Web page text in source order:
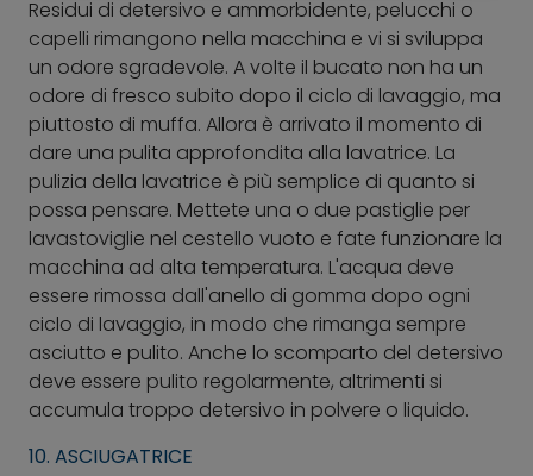
Residui di detersivo e ammorbidente, pelucchi o
capelli rimangono nella macchina e vi si sviluppa
un odore sgradevole. A volte il bucato non ha un
odore di fresco subito dopo il ciclo di lavaggio, ma
piuttosto di muffa. Allora è arrivato il momento di
dare una pulita approfondita alla lavatrice. La
pulizia della lavatrice è più semplice di quanto si
possa pensare. Mettete una o due pastiglie per
lavastoviglie nel cestello vuoto e fate funzionare la
macchina ad alta temperatura. L'acqua deve
essere rimossa dall'anello di gomma dopo ogni
ciclo di lavaggio, in modo che rimanga sempre
asciutto e pulito. Anche lo scomparto del detersivo
deve essere pulito regolarmente, altrimenti si
accumula troppo detersivo in polvere o liquido.
10. ASCIUGATRICE